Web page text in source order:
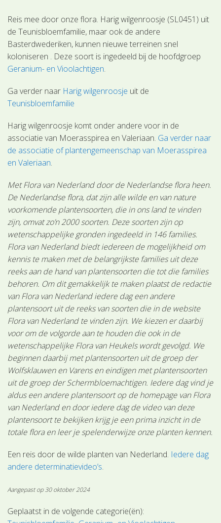
Reis mee door onze flora. Harig wilgenroosje (SL0451) uit
de Teunisbloemfamilie, maar ook de andere
Basterdwederiken, kunnen nieuwe terreinen snel
koloniseren . Deze soort is ingedeeld bij de hoofdgroep
Geranium- en Vioolachtigen.
Ga verder naar Harig wilgenroosje uit de
Teunisbloemfamilie
Harig wilgenroosje komt onder andere voor in de
associatie van Moerasspirea en Valeriaan. Ga verder naar
de associatie of plantengemeenschap van Moerasspirea
en Valeriaan.
Met Flora van Nederland door de Nederlandse flora heen.
De Nederlandse flora, dat zijn alle wilde en van nature
voorkomende plantensoorten, die in ons land te vinden
zijn, omvat zo’n 2000 soorten. Deze soorten zijn op
wetenschappelijke gronden ingedeeld in 146 families.
Flora van Nederland biedt iedereen de mogelijkheid om
kennis te maken met de belangrijkste families uit deze
reeks aan de hand van plantensoorten die tot die families
behoren. Om dit gemakkelijk te maken plaatst de redactie
van Flora van Nederland iedere dag een andere
plantensoort uit de reeks van soorten die in de website
Flora van Nederland te vinden zijn. We kiezen er daarbij
voor om de volgorde aan te houden die ook in de
wetenschappelijke Flora van Heukels wordt gevolgd. We
beginnen daarbij met plantensoorten uit de groep der
Wolfsklauwen en Varens en eindigen met plantensoorten
uit de groep der Schermbloemachtigen. Iedere dag vind je
aldus een andere plantensoort op de homepage van Flora
van Nederland en door iedere dag de video van deze
plantensoort te bekijken krijg je een prima inzicht in de
totale flora en leer je spelenderwijze onze planten kennen.
Een reis door de wilde planten van Nederland. Iedere dag
andere determinatievideo’s.
Aangepast op 30 oktober 2024
Geplaatst in de volgende categorie(ën):